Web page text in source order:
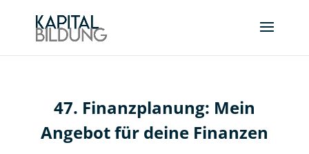
47. Finanzplanung: Mein
Angebot für deine Finanzen